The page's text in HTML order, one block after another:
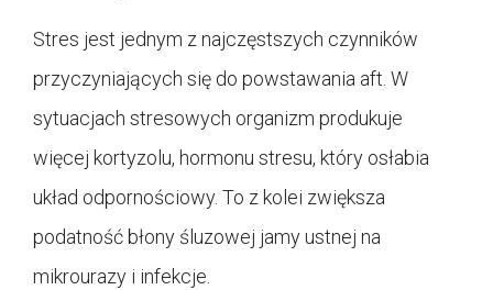
Stres jest jednym z najczęstszych czynników
przyczyniających się do powstawania aft. W
sytuacjach stresowych organizm produkuje
więcej kortyzolu, hormonu stresu, który osłabia
układ odpornościowy. To z kolei zwiększa
podatność błony śluzowej jamy ustnej na
mikrourazy i infekcje.